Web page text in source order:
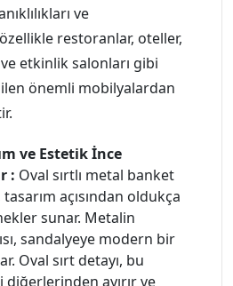
ve
özellikle restoranlar, oteller,
etkinlik salonları gibi
önemli mobilyalardan
ve Estetik İnce
: Oval sırtlı metal banket
açısından oldukça
sunar. Metalin
sandalyeye modern bir
Oval sırt detayı, bu
diğerlerinden ayırır ve